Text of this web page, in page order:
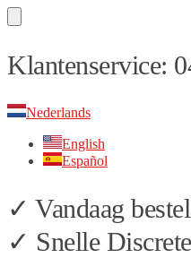
Skip
to
Skip
to
Klantenservice:
Nederlands
English
Español
✓ Vandaag
✓ Snelle